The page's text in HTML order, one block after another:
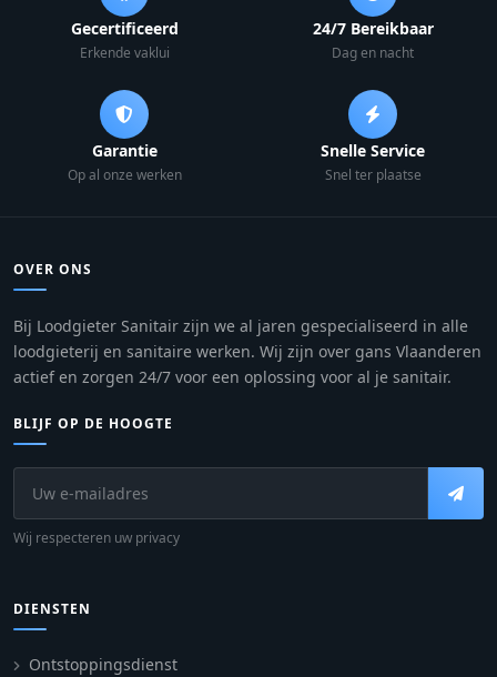
Gecertificeerd
Erkende vaklui
24/7 Bereikbaar
Dag en nacht
Garantie
Op al onze werken
Snelle Service
Snel ter plaatse
OVER ONS
Bij Loodgieter Sanitair zijn we al jaren gespecialiseerd in alle
loodgieterij en sanitaire werken. Wij zijn over gans Vlaanderen
actief en zorgen 24/7 voor een oplossing voor al je sanitair.
BLIJF OP DE HOOGTE
Wij respecteren uw privacy
DIENSTEN
Ontstoppingsdienst